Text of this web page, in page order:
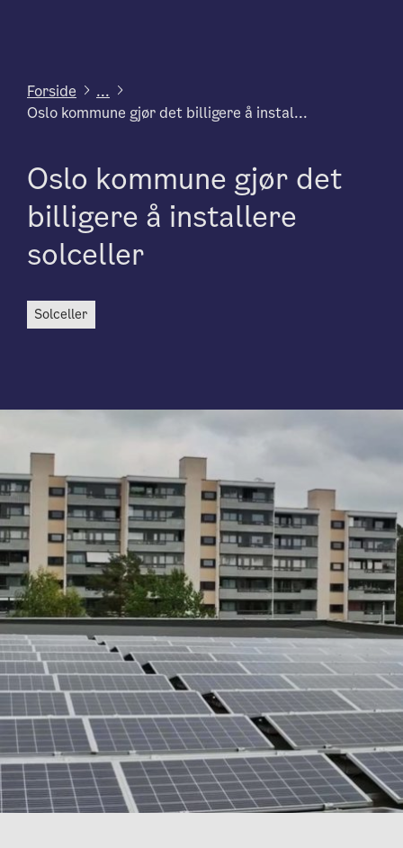
Forside
...
Oslo kommune gjør det billigere å instal...
Oslo kommune gjør det
billigere å installere
solceller
solceller